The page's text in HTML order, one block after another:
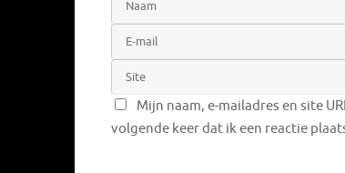
Mijn naam, e-mailadres en site
volgende keer dat ik een reactie